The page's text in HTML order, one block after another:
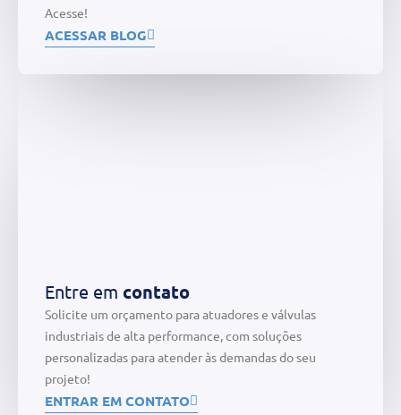
Acesse!
ACESSAR BLOG
Entre em contato
Solicite um orçamento para atuadores e válvulas
industriais de alta performance, com soluções
personalizadas para atender às demandas do seu
projeto!
ENTRAR EM CONTATO